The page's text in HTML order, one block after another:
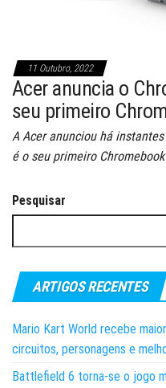
11 Outubro, 2022
Acer anuncia o
seu primeiro
A Acer anunciou há
é o seu primeiro
Pesquisar
ARTIGOS RECENTES
Mario Kart World recebe
circuitos, personagens e
Battlefield 6 torna-se o jogo